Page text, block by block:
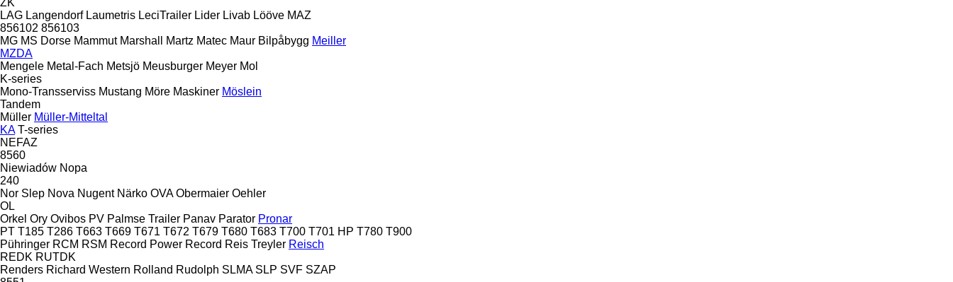
LAG Langendorf Laumetris LeciTrailer Lider Livab Lööve MAZ
856102 856103
MG MS Dorse Mammut Marshall Martz Matec Maur Bilpåbygg Meiller
MZDA
Mengele Metal-Fach Metsjö Meusburger Meyer Mol
K-series
Mono-Transserviss Mustang Möre Maskiner Möslein
Tandem
Müller Müller-Mitteltal
KA T-series
NEFAZ
8560
Niewiadów Nopa
240
Nor Slep Nova Nugent Närko OVA Obermaier Oehler
OL
Orkel Ory Ovibos PV Palmse Trailer Panav Parator Pronar
PT T185 T286 T663 T669 T671 T672 T679 T680 T683 T700 T701 HP T780 T900
Pühringer RCM RSM Record Power Record Reis Treyler Reisch
REDK RUTDK
Renders Richard Western Rolland Rudolph SLMA SLP SVF SZAP